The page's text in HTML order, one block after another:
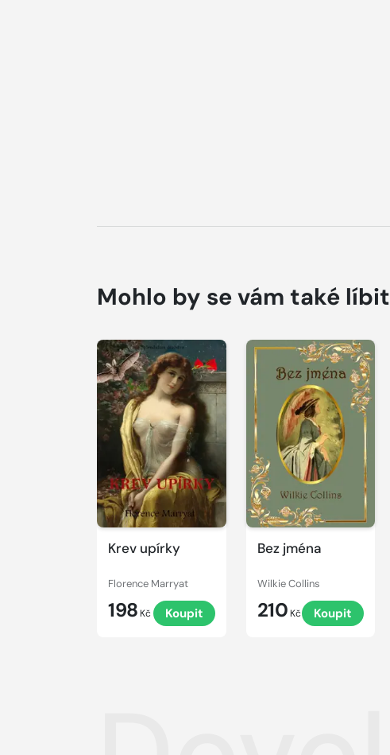
Mohlo by se vám také líbit
Krev upírky
Florence Marryat
198 Kč Koupit
Bez jména
Wilkie Collins
210 Kč Koupit